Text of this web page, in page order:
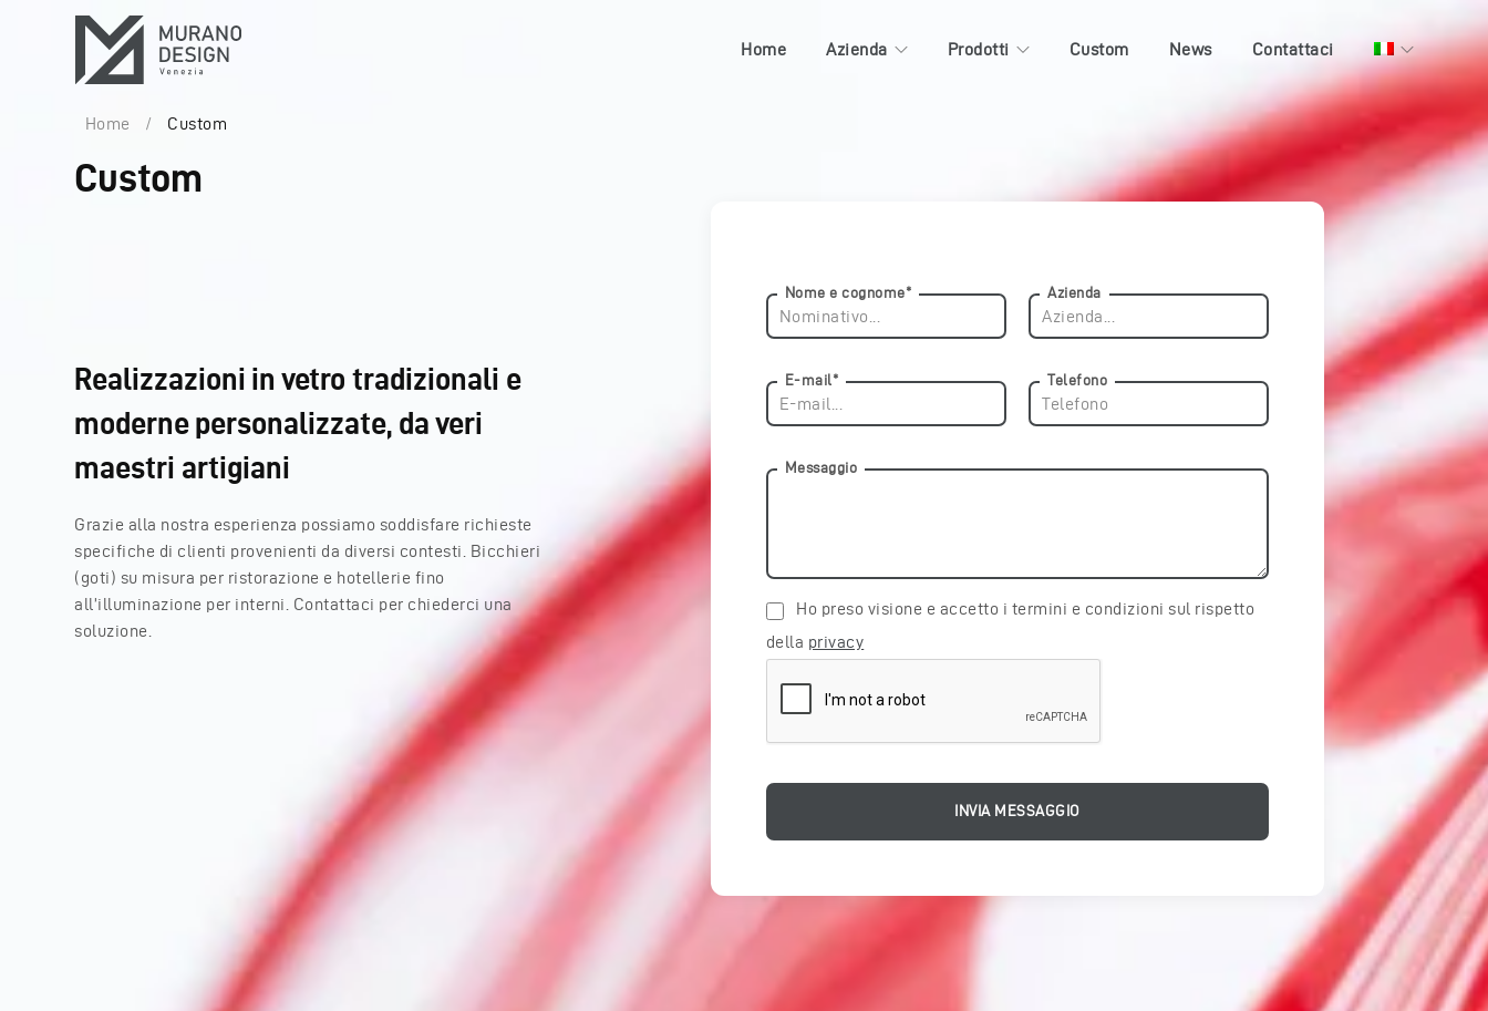
Home Azienda Prodotti Custom News Contattaci
Home / Custom
Custom
Realizzazioni in vetro tradizionali e
moderne personalizzate, da veri
maestri artigiani
Grazie alla nostra esperienza possiamo soddisfare richieste
specifiche di clienti provenienti da diversi contesti. Bicchieri
(goti) su misura per ristorazione e hotellerie fino
all’illuminazione per interni. Contattaci per chiederci una
soluzione.
Nome e cognome* Azienda
E-mail* Telefono
Messaggio
Ho preso visione e accetto i termini e condizioni sul rispetto
della privacy